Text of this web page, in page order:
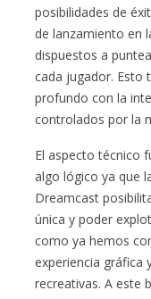
posibilidades de
de lanzamiento en
dispuestos a
cada jugador. Esto
profundo con la
controlados por la
El aspecto técnico
algo lógico ya que
Dreamcast
única y poder
como ya hemos
experiencia gráfica
recreativas. A este